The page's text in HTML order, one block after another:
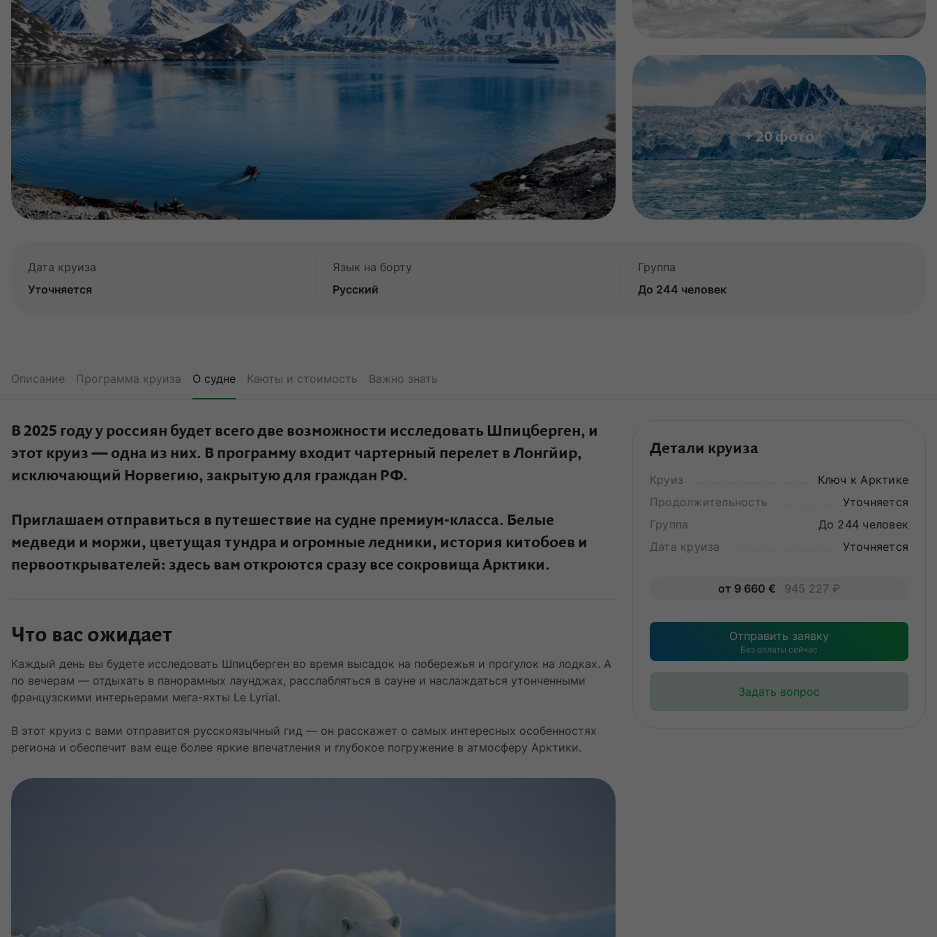
+ 20 фото
Дата круиза
Уточняется
Язык на борту
Русский
Группа
До 244 человек
Описание Программа круиза О судне Каюты и стоимость Важно знать
В 2025 году у россиян будет всего две возможности исследовать Шпицберген, и
этот круиз — одна из них. В программу входит чартерный перелет в Лонгйир,
исключающий Норвегию, закрытую для граждан РФ.
Приглашаем отправиться в путешествие на судне премиум-класса. Белые
медведи и моржи, цветущая тундра и огромные ледники, история китобоев и
первооткрывателей: здесь вам откроются сразу все сокровища Арктики.
Что вас ожидает
Каждый день вы будете исследовать Шпицберген во время высадок на побережья и прогулок на лодках. А
по вечерам — отдыхать в панорамных лаунджах, расслабляться в сауне и наслаждаться утонченными
французскими интерьерами мега-яхты Le Lyrial.
В этот круиз с вами отправится русскоязычный гид — он расскажет о самых интересных особенностях
региона и обеспечит вам еще более яркие впечатления и глубокое погружение в атмосферу Арктики.
Детали круиза
Круиз
Ключ к Арктике
Продолжительность
Уточняется
Группа
До 244 человек
Дата круиза
Уточняется
от 9 660 € 945 227 ₽
Отправить заявку
Без оплаты сейчас
Задать вопрос